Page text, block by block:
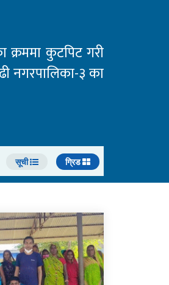
क्रममा कुटपिट गरी
नगरपालिका-३ का
सूची ग्रिड